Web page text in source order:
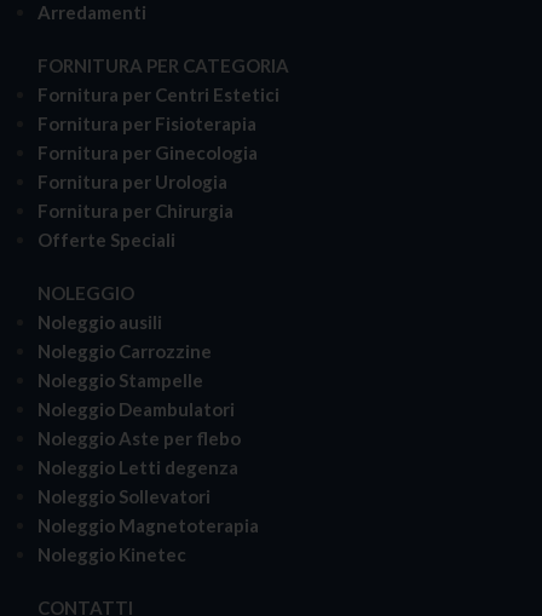
Arredamenti
FORNITURA PER CATEGORIA
Fornitura per Centri Estetici
Fornitura per Fisioterapia
Fornitura per Ginecologia
Fornitura per Urologia
Fornitura per Chirurgia
Offerte Speciali
NOLEGGIO
Noleggio ausili
Noleggio Carrozzine
Noleggio Stampelle
Noleggio Deambulatori
Noleggio Aste per flebo
Noleggio Letti degenza
Noleggio Sollevatori
Noleggio Magnetoterapia
Noleggio Kinetec
CONTATTI